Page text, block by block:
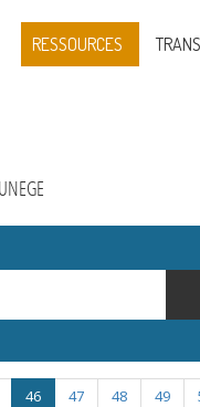
RESSOURCES
46 47 48 49